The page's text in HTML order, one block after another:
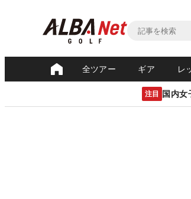
全ツアー ギア レ
注目 国内女